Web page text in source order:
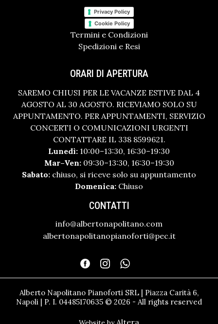
Privacy Policy
Cookie Policy
Termini e Condizioni
Spedizioni e Resi
ORARI DI APERTURA
SAREMO CHIUSI PER LE VACANZE ESTIVE DAL 4
AGOSTO AL 30 AGOSTO. RICEVIAMO SOLO SU
APPUNTAMENTO. PER APPUNTAMENTI, SERVIZIO
CONCERTI O COMUNICAZIONI URGENTI
CONTATTARE IL 338 8599621.
Lunedì: 10:00–13:30, 16:30–19:30
Mar–Ven:09:30–13:30, 16:30–19:30
Sabato: chiuso, si riceve solo su appuntamento
Domenica: Chiuso
CONTATTI
info@albertonapolitano.com
albertonapolitanopianoforti@pec.it
Alberto Napolitano Pianoforti SRL | Piazza Carità 6,
Napoli | P. I. 04485170635 © 2026 - All rights reserved